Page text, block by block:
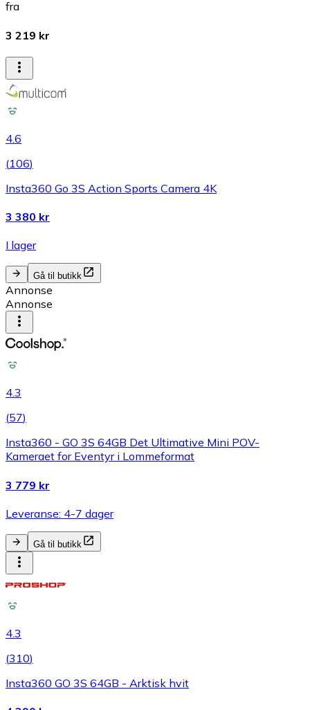
fra
3 219 kr
4.6
(106)
Insta360 Go 3S Action Sports Camera 4K
3 380 kr
I lager
Gå til butikk
Annonse
Annonse
4.3
(57)
Insta360 - GO 3S 64GB Det Ultimative Mini POV-
Kameraet for Eventyr i Lommeformat
3 779 kr
Leveranse: 4-7 dager
Gå til butikk
4.3
(310)
Insta360 GO 3S 64GB - Arktisk hvit